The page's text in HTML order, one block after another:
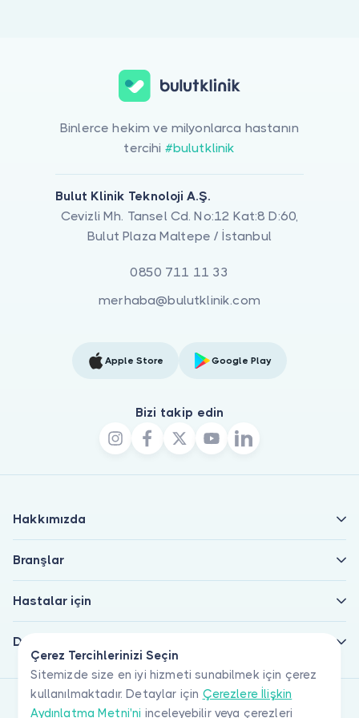
Çerez Tercihlerinizi Seçin
Sitemizde size en iyi hizmeti sunabilmek için çerez
kullanılmaktadır. Detaylar için Çerezlere İlişkin
Aydınlatma Metni'ni inceleyebilir veya çerezleri
Binlerce hekim ve milyonlarca hastanın
tercihi #bulutklinik
Bulut Klinik Teknoloji A.Ş.
Cevizli Mh. Tansel Cd. No:12 Kat:8 D:60,
Bulut Plaza Maltepe / İstanbul
0850 711 11 33
merhaba@bulutklinik.com
Apple Store Google Play
Bizi takip edin
Hakkımızda
Branşlar
Hastalar için
Doktorlar için